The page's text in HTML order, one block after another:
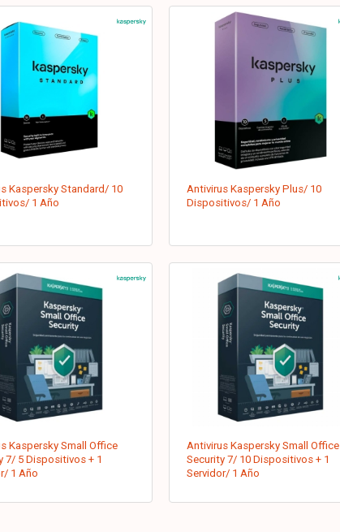
Kaspersky Standard/ 10
1 Año
Antivirus Kaspersky Plus/ 10
Dispositivos/ 1 Año
Kaspersky Small Office
7/ 5 Dispositivos + 1
1 Año
Antivirus Kaspersky Small Office
Security 7/ 10 Dispositivos + 1
Servidor/ 1 Año